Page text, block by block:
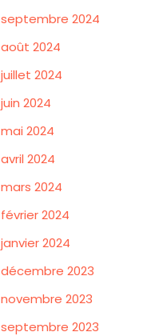
septembre 2024
août 2024
juillet 2024
juin 2024
mai 2024
avril 2024
mars 2024
février 2024
janvier 2024
décembre 2023
novembre 2023
septembre 2023